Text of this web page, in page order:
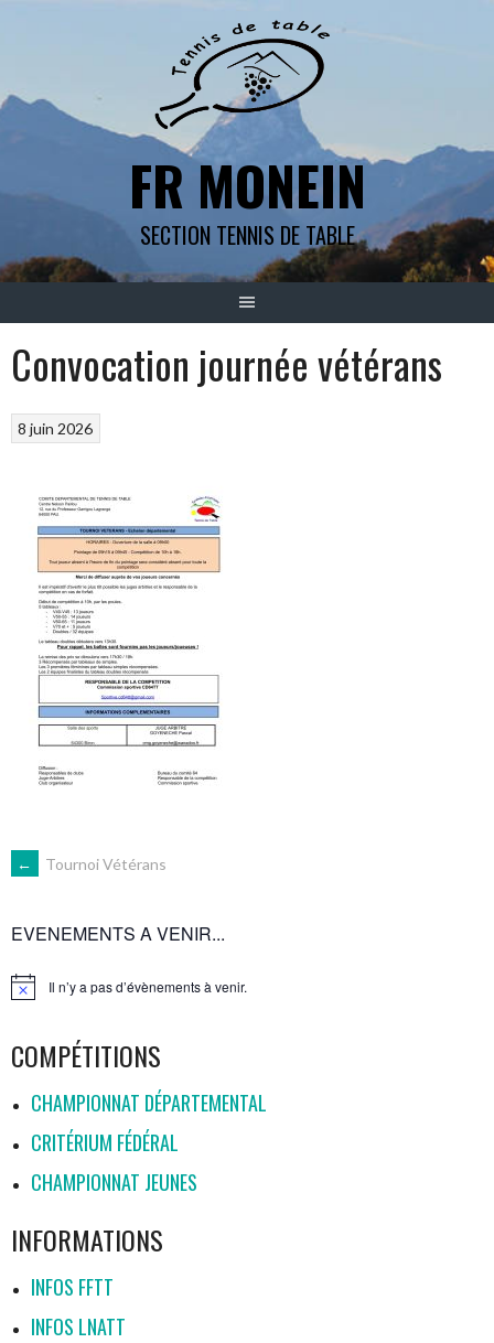
FR MONEIN
SECTION TENNIS DE TABLE
Convocation journée vétérans
8 juin 2026
NAVIGATION
DES
ARTICLES
← Tournoi Vétérans
EVENEMENTS A VENIR...
Notice Il n’y a pas d’évènements à venir.
COMPÉTITIONS
CHAMPIONNAT DÉPARTEMENTAL
CRITÉRIUM FÉDÉRAL
CHAMPIONNAT JEUNES
INFORMATIONS
INFOS FFTT
INFOS LNATT